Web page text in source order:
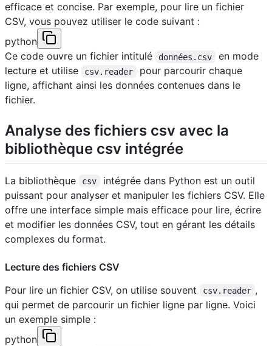
efficace et concise. Par exemple, pour lire un fichier
CSV, vous pouvez utiliser le code suivant :
python
Ce code ouvre un fichier intitulé
données.csv
en mode
lecture et utilise
csv.reader
pour parcourir chaque
ligne, affichant ainsi les données contenues dans le
fichier.
Analyse des fichiers csv avec la
bibliothèque csv intégrée
La bibliothèque csv
intégrée dans Python est un outil
puissant pour analyser et manipuler les fichiers CSV. Elle
offre une interface simple mais efficace pour lire, écrire
et modifier les données CSV, tout en gérant les détails
complexes du format.
Lecture des fichiers CSV
Pour lire un fichier CSV, on utilise souvent
csv.reader ,
qui permet de parcourir un fichier ligne par ligne. Voici
un exemple simple :
python